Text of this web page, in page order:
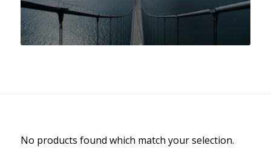
No products found which match your selection.